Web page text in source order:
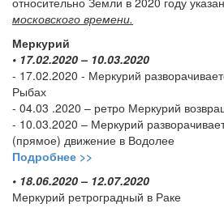
московского времени.
Меркурий
• 17.02.2020 – 10.03.2020
- 17.02.2020 - Меркурий
Рыбах
- 04.03 .2020 – ретро Меркурий
- 10.03.2020 – Меркурий
(прямое) движение в Водолее
Подробнее >>
• 18.06.2020 – 12.07.2020
Меркурий ретроградный в Раке